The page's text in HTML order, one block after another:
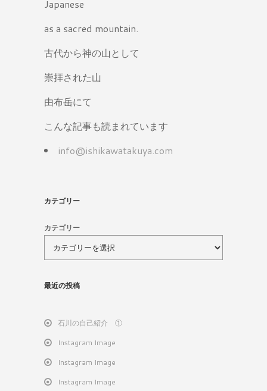
Japanese
as a sacred mountain.
古代から神の山として
崇拝された山
由布岳にて
こんな記事も読まれています
info@ishikawatakuya.com
カテゴリー
カテゴリー
最近の投稿
石川の自己紹介 ①
Instagram Image
Instagram Image
Instagram Image